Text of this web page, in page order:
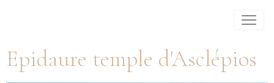
Epidaure temple d'Asclépios